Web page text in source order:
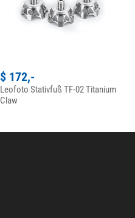
$ 172,-
Leofoto Stativfuß TF-02 Titanium
Claw